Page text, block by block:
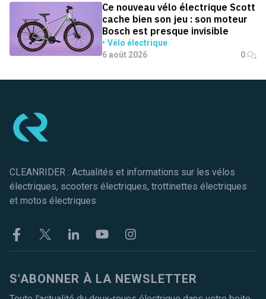
Ce nouveau vélo électrique Scott
cache bien son jeu : son moteur
Bosch est presque invisible
Vélo électrique
6 août 2026
0
CLEANRIDER : Actualités et informations sur les vélos
électriques, scooters électriques, trottinettes électriques
et motos électriques
FacebookTwitter LinkekinYoutubeInstagram
S'ABONNER À LA NEWSLETTER